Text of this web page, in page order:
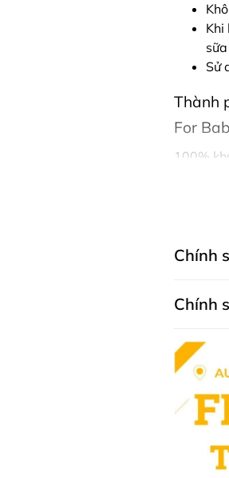
Khi
Sử
Thành
For
100%
Bảo
* Lưu ý:
lợi,
chống
khuẩn
trọng và
Chính
Chính